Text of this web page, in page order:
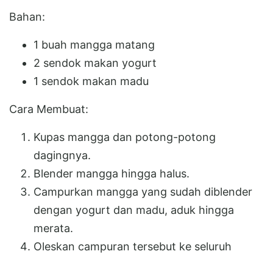
Bahan:
1 buah mangga matang
2 sendok makan yogurt
1 sendok makan madu
Cara Membuat:
Kupas mangga dan potong-potong
dagingnya.
Blender mangga hingga halus.
Campurkan mangga yang sudah diblender
dengan yogurt dan madu, aduk hingga
merata.
Oleskan campuran tersebut ke seluruh